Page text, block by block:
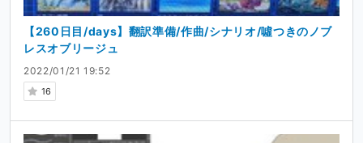
2022/01/21 19:52
16
【260日目/days】翻訳準備/作曲/シナリオ/噓つきのノブ
レスオブリージュ